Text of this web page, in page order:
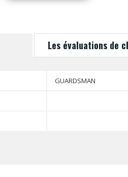
Les évaluations de
GUARDSMAN